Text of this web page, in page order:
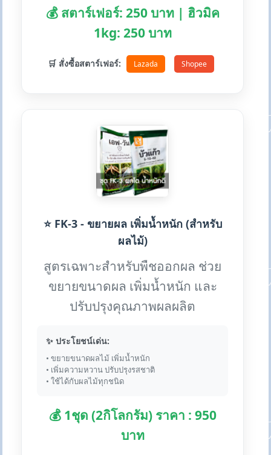
💰 สตาร์เฟอร์: 250 บาท | ฮิวมิค
1kg: 250 บาท
🛒 สั่งซื้อสตาร์เฟอร์: Lazada Shopee
⭐ FK-3 - ขยายผล เพิ่มน้ำหนัก (สำหรับ
ผลไม้)
สูตรเฉพาะสำหรับพืชออกผล ช่วย
ขยายขนาดผล เพิ่มน้ำหนัก และ
ปรับปรุงคุณภาพผลผลิต
✨ ประโยชน์เด่น:
• ขยายขนาดผลไม้ เพิ่มน้ำหนัก
• เพิ่มความหวาน ปรับปรุงรสชาติ
• ใช้ได้กับผลไม้ทุกชนิด
💰 1ชุด (2กิโลกรัม) ราคา : 950
บาท